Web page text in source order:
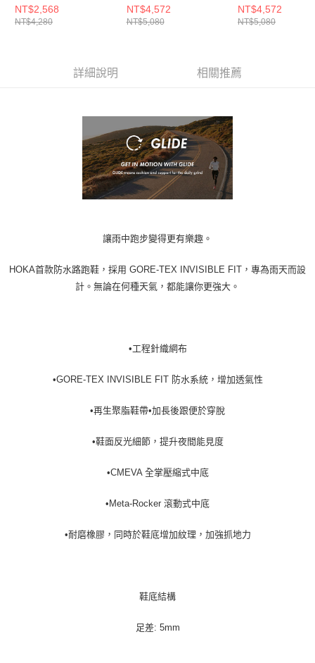
NT$2,568
NT$4,280
NT$4,572
NT$5,080
NT$4,572
NT$5,080
詳細說明 相關推薦
讓雨中跑步變得更有樂趣。
HOKA首款防水路跑鞋，採用 GORE-TEX INVISIBLE FIT，專為雨天而設
計。無論在何種天氣，都能讓你更強大。
•工程針織網布
•GORE-TEX INVISIBLE FIT 防水系統，增加透氣性
•再生聚脂鞋帶•加長後跟便於穿脫
•鞋面反光細節，提升夜間能見度
•CMEVA 全掌壓縮式中底
•Meta-Rocker 滾動式中底
•耐磨橡膠，同時於鞋底增加紋理，加強抓地力
鞋底結構
足差: 5mm